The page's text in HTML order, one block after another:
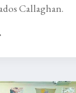
Callaghan.